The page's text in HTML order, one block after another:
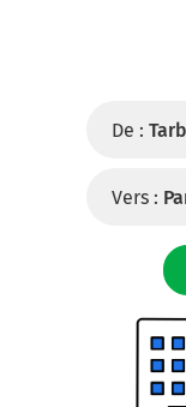
De :
Vers :